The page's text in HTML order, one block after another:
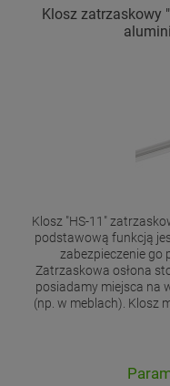
Klosz zatrzaskowy
Klosz "HS-11"
podstawową funkcją
zabezpieczenie go
Zatrzaskowa osłona
posiadamy miejsca na
(np. w meblach). Klosz